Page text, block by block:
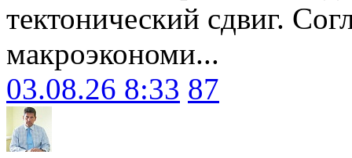
тектонический сдвиг.
макроэкономи...
03.08.26 8:33 87